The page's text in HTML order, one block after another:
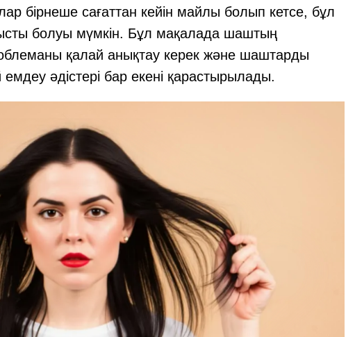
бірнеше сағаттан кейін майлы болып кетсе, бұл
болуы мүмкін. Бұл мақалада шаштың
қалай анықтау керек және шаштарды
емдеу әдістері бар екені қарастырылады.